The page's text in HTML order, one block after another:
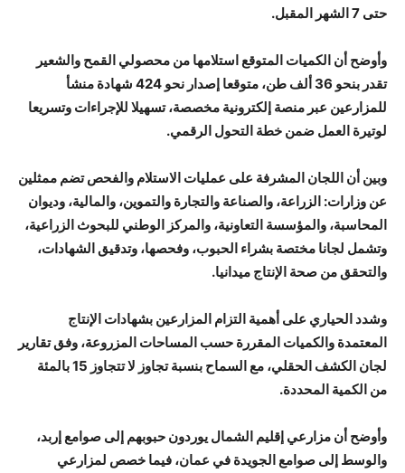
حتى 7 الشهر المقبل.
وأوضح أن الكميات المتوقع استلامها من محصولي القمح والشعير
تقدر بنحو 36 ألف طن، متوقعا إصدار نحو 424 شهادة منشأ
للمزارعين عبر منصة إلكترونية مخصصة، تسهيلا للإجراءات وتسريعا
لوتيرة العمل ضمن خطة التحول الرقمي.
وبين أن اللجان المشرفة على عمليات الاستلام والفحص تضم ممثلين
عن وزارات: الزراعة، والصناعة والتجارة والتموين، والمالية، وديوان
المحاسبة، والمؤسسة التعاونية، والمركز الوطني للبحوث الزراعية،
وتشمل لجانا مختصة بشراء الحبوب، وفحصها، وتدقيق الشهادات،
والتحقق من صحة الإنتاج ميدانيا.
وشدد الحياري على أهمية التزام المزارعين بشهادات الإنتاج
المعتمدة والكميات المقررة حسب المساحات المزروعة، وفق تقارير
لجان الكشف الحقلي، مع السماح بنسبة تجاوز لا تتجاوز 15 بالمئة
من الكمية المحددة.
وأوضح أن مزارعي إقليم الشمال يوردون حبوبهم إلى صوامع إربد،
والوسط إلى صوامع الجويدة في عمان، فيما خصص لمزارعي